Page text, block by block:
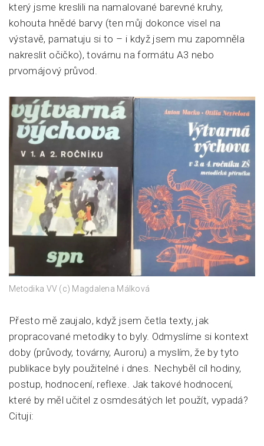
který jsme kreslili na namalované barevné kruhy,
kohouta hnědé barvy (ten můj dokonce visel na
výstavě, pamatuju si to – i když jsem mu zapomněla
nakreslit očičko), továrnu na formátu A3 nebo
prvomájový průvod.
Metodika VV (c) Magdalena Málková
Přesto mě zaujalo, když jsem četla texty, jak
propracované metodiky to byly. Odmyslíme si kontext
doby (průvody, továrny, Auroru) a myslím, že by tyto
publikace byly použitelné i dnes. Nechyběl cíl hodiny,
postup, hodnocení, reflexe. Jak takové hodnocení,
které by měl učitel z osmdesátých let použít, vypadá?
Cituji: